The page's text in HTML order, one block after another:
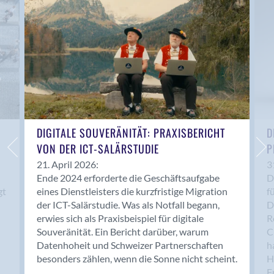
Anwil
Appenzell
Au SG
Baar
Baden
Balsthal
Balzers
Basel
Bassersdorf
Belp
Bendern
Benken (SG)
Bergdietikon
Berlin
Bern
Bern - Liebefeld
DIGITALE SOUVERÄNITÄT: PRAXISBERICHT
VON DER ICT-SALÄRSTUDIE
21. April 2026:
Ende 2024 erforderte die Geschäftsaufgabe
eines Dienstleisters die kurzfristige Migration
der ICT-Salärstudie. Was als Notfall begann,
erwies sich als Praxisbeispiel für digitale
Souveränität. Ein Bericht darüber, warum
Datenhoheit und Schweizer Partnerschaften
besonders zählen, wenn die Sonne nicht scheint.